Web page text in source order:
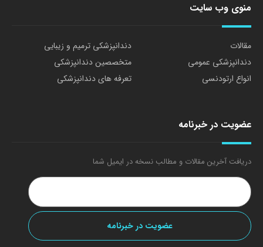
منوی وب سایت
مقالات
دندانپزشکی ترمیم و زیبایی
دندانپزشکی عمومی
متخصصین دندانپزشکی
انواع ارتودنسی
تعرفه های دندانپزشکی
عضویت در خبرنامه
دریافت آخرین مقالات و مطالب نسخه در ایمیل شما